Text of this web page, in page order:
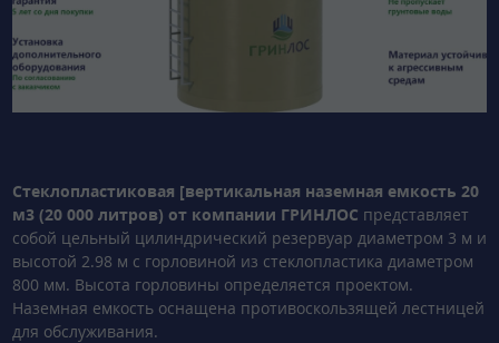
Стеклопластиковая [вертикальная наземная емкость 20
м3 (20 000 литров) от компании ГРИНЛОС представляет
собой цельный цилиндрический резервуар диаметром 3 м и
высотой 2.98 м с горловиной из стеклопластика диаметром
800 мм. Высота горловины определяется проектом.
Наземная емкость оснащена противоскользящей лестницей
для обслуживания.